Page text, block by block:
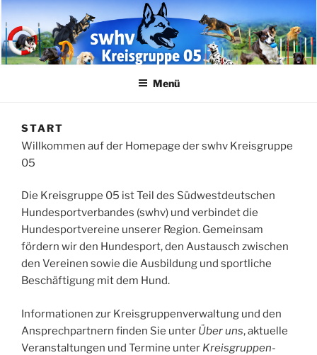
Zum
Inhalt
springen
Menü
START
Willkommen auf der Homepage der swhv Kreisgruppe
05
Die Kreisgruppe 05 ist Teil des Südwestdeutschen
Hundesportverbandes (swhv) und verbindet die
Hundesportvereine unserer Region. Gemeinsam
fördern wir den Hundesport, den Austausch zwischen
den Vereinen sowie die Ausbildung und sportliche
Beschäftigung mit dem Hund.
Informationen zur Kreisgruppenverwaltung und den
Ansprechpartnern finden Sie unter Über uns, aktuelle
Veranstaltungen und Termine unter Kreisgruppen-